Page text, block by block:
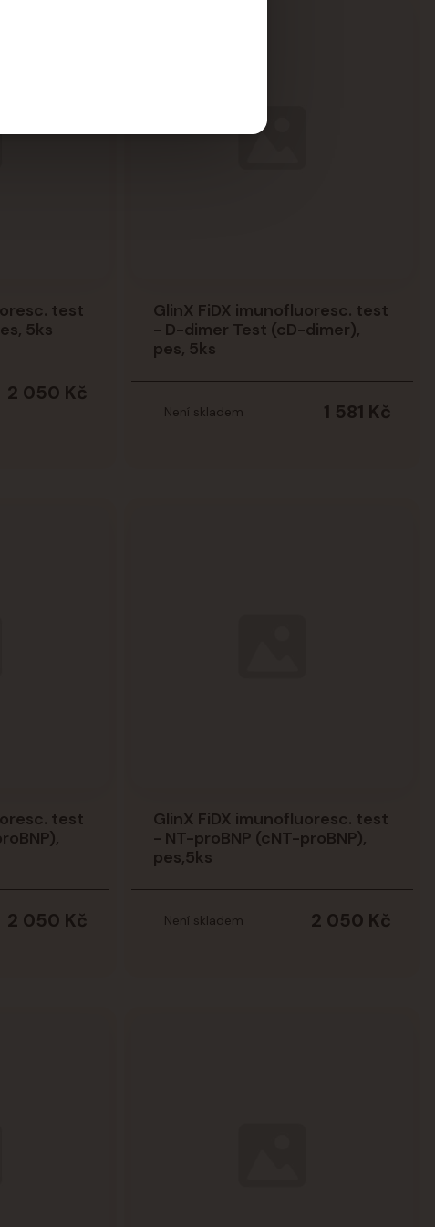
test
5ks
2 050 Kč
GlinX FiDX imunofluoresc. test
- D-dimer Test (cD-dimer),
pes, 5ks
1 581 Kč
Není skladem
test
2 050 Kč
GlinX FiDX imunofluoresc. test
- NT-proBNP (cNT-proBNP),
pes,5ks
2 050 Kč
Není skladem